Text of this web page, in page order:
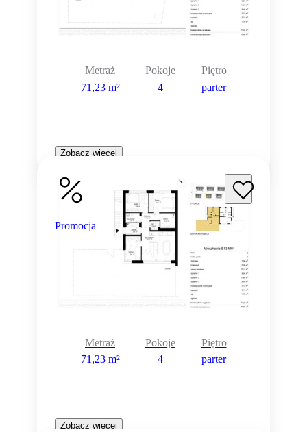
Metraż
71,23 m²
Pokoje
4
Piętro
parter
Zobacz więcej
Promocja
Metraż
71,23 m²
Pokoje
4
Piętro
parter
Zobacz więcej